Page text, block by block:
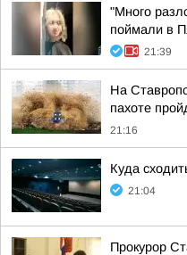
"Много
поймали в
21:39
На
пахоте
21:16
Куда
21:04
Прокурор